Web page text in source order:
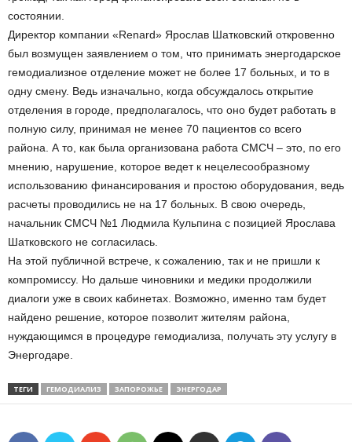
состоянии.
Директор компании «Renard» Ярослав Шатковский откровенно
был возмущен заявлением о том, что принимать энергодарское
гемодиализное отделение может не более 17 больных, и то в
одну смену. Ведь изначально, когда обсуждалось открытие
отделения в городе, предполагалось, что оно будет работать в
полную силу, принимая не менее 70 пациентов со всего
района. А то, как была организована работа СМСЧ – это, по его
мнению, нарушение, которое ведет к нецелесообразному
использованию финансирования и простою оборудования, ведь
расчеты проводились не на 17 больных. В свою очередь,
начальник СМСЧ №1 Людмила Кульпина с позицией Ярослава
Шатковского не согласилась.
На этой публичной встрече, к сожалению, так и не пришли к
компромиссу. Но дальше чиновники и медики продолжили
диалоги уже в своих кабинетах. Возможно, именно там будет
найдено решение, которое позволит жителям района,
нуждающимся в процедуре гемодиализа, получать эту услугу в
Энергодаре.
ТЕГИ ГЕМОДИАЛИЗ ЗАПОРОЖЬЕ ЭНЕРГОДАР